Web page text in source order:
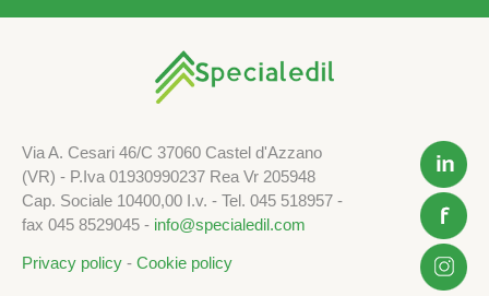
Via A. Cesari 46/C 37060 Castel d'Azzano
(VR) - P.Iva 01930990237 Rea Vr 205948
Cap. Sociale 10400,00 I.v. - Tel. 045 518957 -
fax 045 8529045 - info@specialedil.com
Privacy policy - Cookie policy